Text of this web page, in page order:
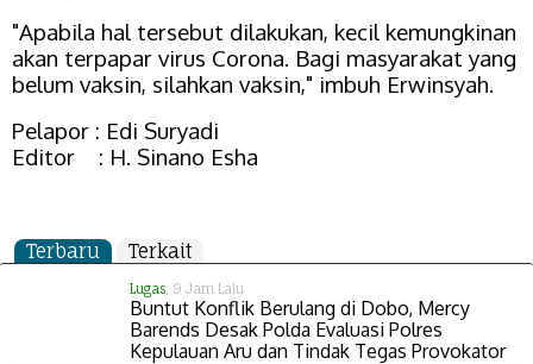
"Apabila hal tersebut dilakukan, kecil kemungkinan
akan terpapar virus Corona. Bagi masyarakat yang
belum vaksin, silahkan vaksin," imbuh Erwinsyah.
Pelapor : Edi Suryadi
Editor : H. Sinano Esha
Terbaru Terkait
Lugas, 9 Jam Lalu
Buntut Konflik Berulang di Dobo, Mercy
Barends Desak Polda Evaluasi Polres
Kepulauan Aru dan Tindak Tegas Provokator